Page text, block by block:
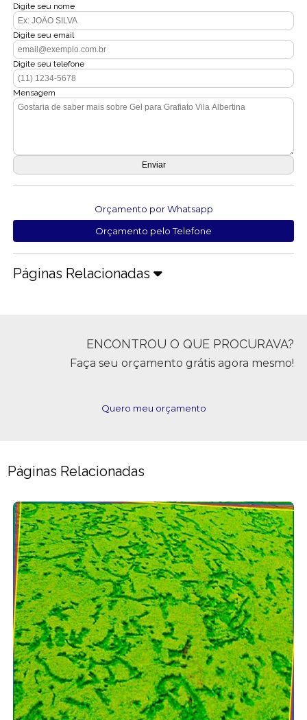
Digite seu nome
Digite seu email
Digite seu telefone
Mensagem
Orçamento por Whatsapp
Orçamento pelo Telefone
Páginas Relacionadas
ENCONTROU O QUE PROCURAVA?
Faça seu orçamento grátis agora mesmo!
Quero meu orçamento
Páginas Relacionadas